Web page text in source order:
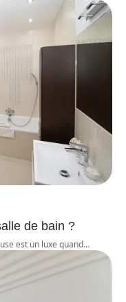
de bain ?
est un luxe quand…